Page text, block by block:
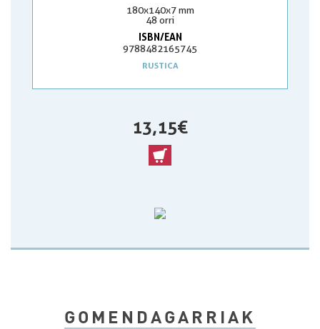
180x140x7 mm
48 orri
ISBN/EAN
9788482165745
RUSTICA
13,15 €
GOMENDAGARRIAK